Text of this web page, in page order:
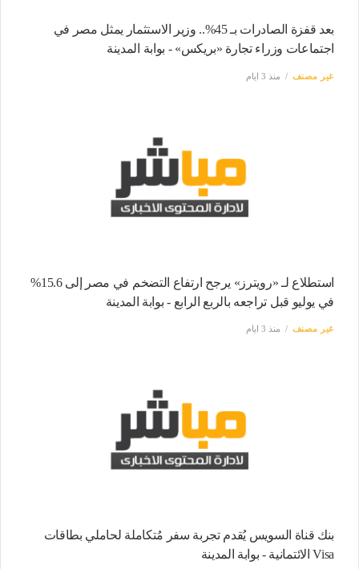
بعد قفزة الصادرات بـ 45%.. وزير الاستثمار يمثل مصر في
اجتماعات وزراء تجارة «بريكس» - بوابة المدينة
غير مصنف منذ 3 ايام
استطلاع لـ «رويترز» يرجح ارتفاع التضخم في مصر إلى 15.6%
في يوليو قبل تراجعه بالربع الرابع - بوابة المدينة
غير مصنف منذ 3 ايام
بنك قناة السويس يُقدم تجربة سفر مُتكاملة لحاملي بطاقات
Visa الائتمانية - بوابة المدينة